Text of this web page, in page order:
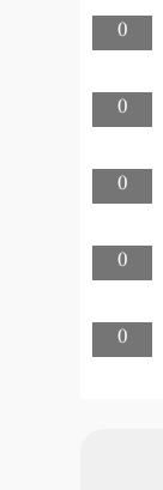
0
0
0
0
0